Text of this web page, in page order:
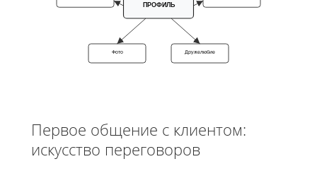
Фото Дружелюбие
ПРОФИЛЬ
Первое общение с клиентом:
искусство переговоров